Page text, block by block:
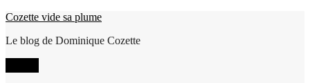
Aller
contenu
Cozette vide sa plume
Le blog de Dominique Cozette